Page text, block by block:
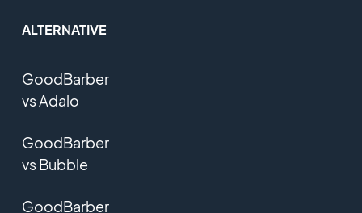
ALTERNATIVE
GoodBarber
vs Adalo
GoodBarber
vs Bubble
GoodBarber